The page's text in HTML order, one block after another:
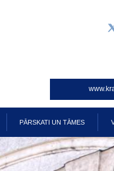
PĀRSKATI UN TĀMES